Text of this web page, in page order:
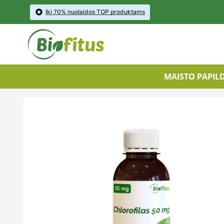
 Iki 70% nuolaidos TOP produktams
MAISTO